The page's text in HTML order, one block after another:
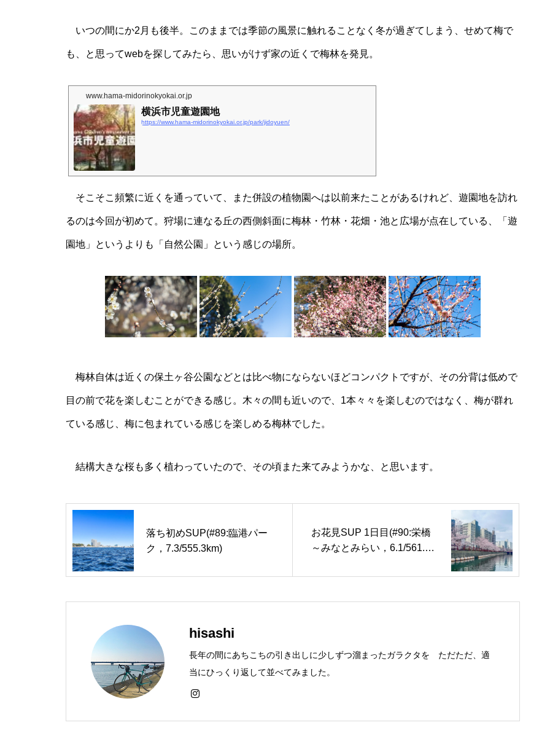
いつの間にか2月も後半。このままでは季節の風景に触れることなく冬が過ぎてしまう、せめて梅で
も、と思ってwebを探してみたら、思いがけず家の近くで梅林を発見。
www.hama-midorinokyokai.or.jp
横浜市児童遊園地
https://www.hama-midorinokyokai.or.jp/park/jidoyuen/
そこそこ頻繁に近くを通っていて、また併設の植物園へは以前来たことがあるけれど、 遊園地を訪れ
るのは今回が初めて。狩場に連なる丘の西側斜面に梅林・竹林・花畑・池と広場が点在している、「遊
園地」というよりも「自然公園」という感じの場所。
梅林自体は近くの保土ヶ谷公園などとは比べ物にならないほどコンパクトですが、その分背は低めで
目の前で花を楽しむことができる感じ。木々の間も近いので、1本々々を楽しむのではなく、梅が群れ
ている感じ、梅に包まれている感じを楽しめる梅林でした。
結構大きな桜も多く植わっていたので、その頃また来てみようかな、と思います。
落ち初めSUP(#89:臨港パー
ク，7.3/555.3km)
お花見SUP 1日目(#90:栄橋
～みなとみらい，6.1/561.5k
hisashi
長年の間にあちこちの引き出しに少しずつ溜まったガラクタを ただただ、適
当にひっくり返して並べてみました。